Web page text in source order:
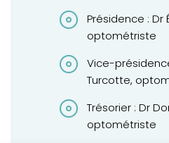
Présidence : Dr
optométriste
Vice-
Turcotte,
Trésorier : Dr
optométriste